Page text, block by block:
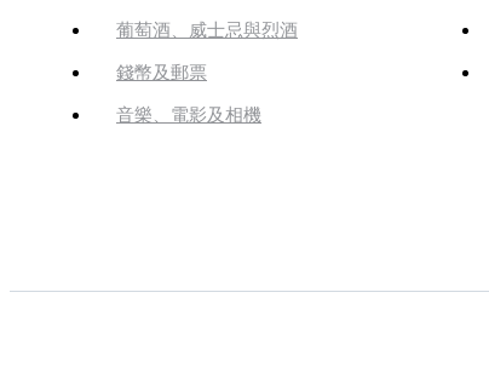
葡萄酒、威士忌與烈酒
錢幣及郵票
音樂、電影及相機